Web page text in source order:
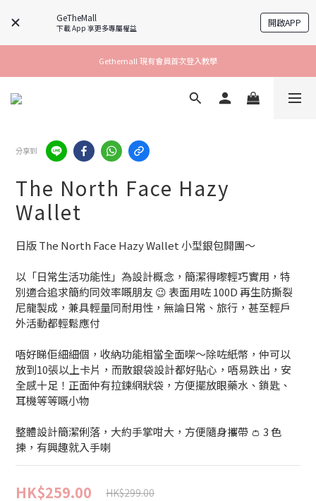
GeTheMall
下載 App 享更多專屬權益 開啟APP
Gethemall 現有會員首次登入教學
分享到
The North Face Hazy
Wallet
日版 The North Face Hazy Wallet 小型銀包開團～
以「日常生活功能性」為設計概念，簡潔得嚟輕巧實用，特
別適合追求簡約同效率嘅朋友 😉 表面用咗 100D 再生防撕裂
尼龍製成，兼具輕量同耐用性，無論日常、旅行，甚至輕戶
外活動都輕鬆應付
唔好睇佢細細個，收納功能相當全面㗎～除咗紙幣，仲可以
放到10張以上卡片，而散銀袋設計都好貼心，唔易跌出，安
全感十足！正面仲有拉鍊網狀袋，方便擺放眼藥水、鎖匙、
耳機等等嘅小物
整體設計簡潔俐落，大約手掌咁大，方便隨身攜帶 👛 3 色
揀，有興趣就入手喇
HK$259.00 HK$299.00